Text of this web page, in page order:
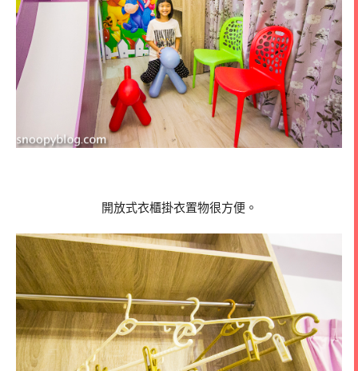
開放式衣櫃掛衣置物很方便。